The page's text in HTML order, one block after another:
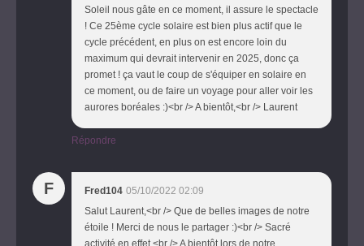
Soleil nous gâte en ce moment, il assure le spectacle
! Ce 25ème cycle solaire est bien plus actif que le
cycle précédent, en plus on est encore loin du
maximum qui devrait intervenir en 2025, donc ça
promet ! ça vaut le coup de s'équiper en solaire en
ce moment, ou de faire un voyage pour aller voir les
aurores boréales :)<br /> A bientôt,<br /> Laurent
Répondre
F Fred104 05/10/2022 02:09
Salut Laurent,<br /> Que de belles images de notre
étoile ! Merci de nous le partager :)<br /> Sacré
activité en effet.<br /> A bientôt lors de notre